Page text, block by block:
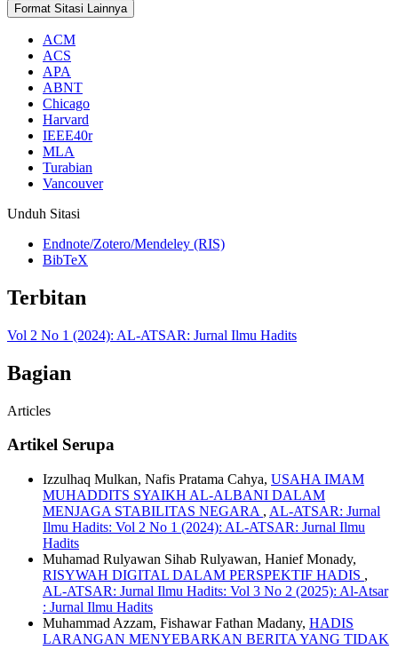
Format Sitasi Lainnya
ACM
ACS
APA
ABNT
Chicago
Harvard
IEEE40r
MLA
Turabian
Vancouver
Unduh Sitasi
Endnote/Zotero/Mendeley (RIS)
BibTeX
Terbitan
Vol 2 No 1 (2024): AL-ATSAR: Jurnal Ilmu Hadits
Bagian
Articles
Artikel Serupa
Izzulhaq Mulkan, Nafis Pratama Cahya, USAHA IMAM
MUHADDITS SYAIKH AL-ALBANI DALAM
MENJAGA STABILITAS NEGARA , AL-ATSAR: Jurnal
Ilmu Hadits: Vol 2 No 1 (2024): AL-ATSAR: Jurnal Ilmu
Hadits
Muhamad Rulyawan Sihab Rulyawan, Hanief Monady,
RISYWAH DIGITAL DALAM PERSPEKTIF HADIS ,
AL-ATSAR: Jurnal Ilmu Hadits: Vol 3 No 2 (2025): Al-Atsar
: Jurnal Ilmu Hadits
Muhammad Azzam, Fishawar Fathan Madany, HADIS
LARANGAN MENYEBARKAN BERITA YANG TIDAK